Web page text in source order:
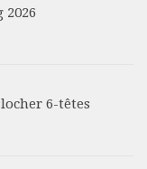
6-têtes